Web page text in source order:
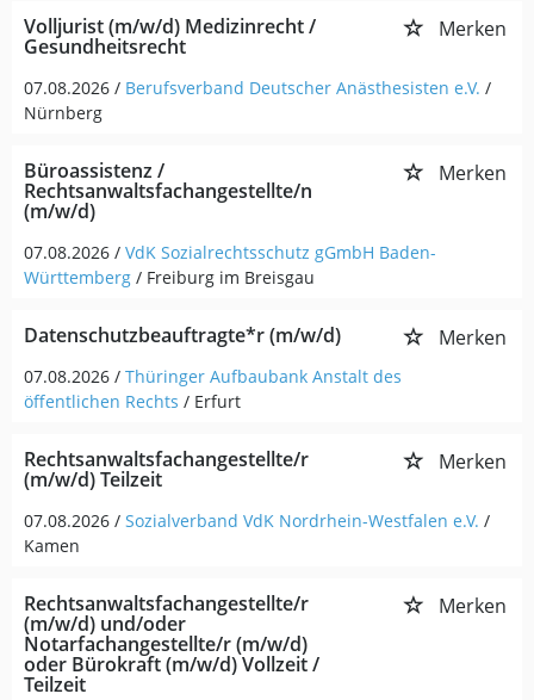
Volljurist (m/w/d) Medizinrecht /
Gesundheitsrecht
Merken
07.08.2026 / Berufsverband Deutscher Anästhesisten e.V. /
Nürnberg
Büroassistenz /
Rechtsanwaltsfachangestellte/n
(m/w/d)
Merken
07.08.2026 / VdK Sozialrechtsschutz gGmbH Baden-
Württemberg / Freiburg im Breisgau
Datenschutzbeauftragte*r (m/w/d) Merken
07.08.2026 / Thüringer Aufbaubank Anstalt des
öffentlichen Rechts / Erfurt
Rechtsanwaltsfachangestellte/r
(m/w/d) Teilzeit
Merken
07.08.2026 / Sozialverband VdK Nordrhein-Westfalen e.V. /
Kamen
Rechtsanwaltsfachangestellte/r
(m/w/d) und/oder
Notarfachangestellte/r (m/w/d)
oder Bürokraft (m/w/d) Vollzeit /
Teilzeit
Merken